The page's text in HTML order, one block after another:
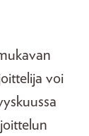
voi